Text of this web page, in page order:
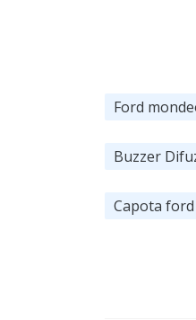
Ford
Buzzer
Capota